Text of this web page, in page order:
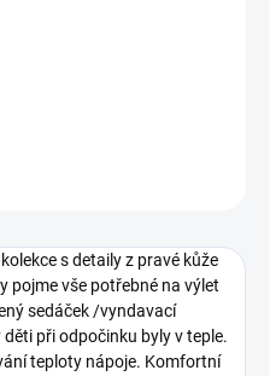
s detaily z pravé kůže
pojme vše potřebné na výlet
sedáček /vyndavací
při odpočinku byly v teple.
teploty nápoje. Komfortní